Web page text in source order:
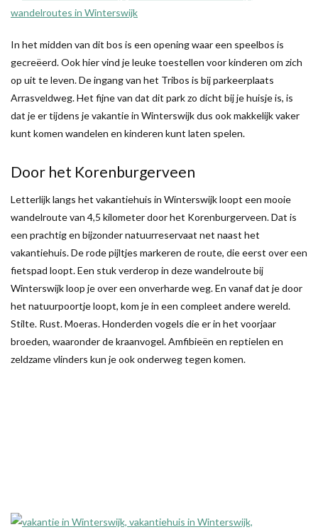
In het midden van dit bos is een opening waar een speelbos is
gecreëerd. Ook hier vind je leuke toestellen voor kinderen om zich
op uit te leven. De ingang van het Tribos is bij parkeerplaats
Arrasveldweg. Het fijne van dat dit park zo dicht bij je huisje is, is
dat je er tijdens je vakantie in Winterswijk dus ook makkelijk vaker
kunt komen wandelen en kinderen kunt laten spelen.
Door het Korenburgerveen
Letterlijk langs het vakantiehuis in Winterswijk loopt een mooie
wandelroute van 4,5 kilometer door het Korenburgerveen. Dat is
een prachtig en bijzonder natuurreservaat net naast het
vakantiehuis. De rode pijltjes markeren de route, die eerst over een
fietspad loopt. Een stuk verderop in deze wandelroute bij
Winterswijk loop je over een onverharde weg. En vanaf dat je door
het natuurpoortje loopt, kom je in een compleet andere wereld.
Stilte. Rust. Moeras. Honderden vogels die er in het voorjaar
broeden, waaronder de kraanvogel. Amfibieën en reptielen en
zeldzame vlinders kun je ook onderweg tegen komen.